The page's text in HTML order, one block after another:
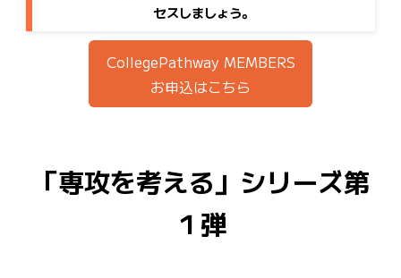
セスしましょう。
CollegePathway MEMBERS
お申込はこちら
「専攻を考える」シリーズ第
１弾